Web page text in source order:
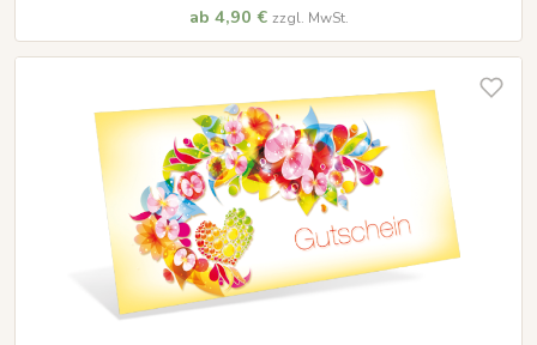
ab 4,90 € zzgl. MwSt.